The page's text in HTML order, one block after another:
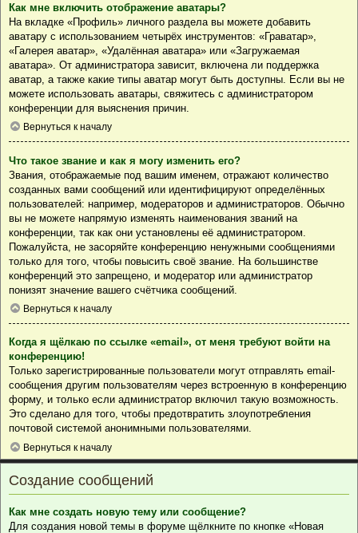
Как мне включить отображение аватары?
На вкладке «Профиль» личного раздела вы можете добавить
аватару с использованием четырёх инструментов: «Граватар»,
«Галерея аватар», «Удалённая аватара» или «Загружаемая
аватара». От администратора зависит, включена ли поддержка
аватар, а также какие типы аватар могут быть доступны. Если вы не
можете использовать аватары, свяжитесь с администратором
конференции для выяснения причин.
Вернуться к началу
Что такое звание и как я могу изменить его?
Звания, отображаемые под вашим именем, отражают количество
созданных вами сообщений или идентифицируют определённых
пользователей: например, модераторов и администраторов. Обычно
вы не можете напрямую изменять наименования званий на
конференции, так как они установлены её администратором.
Пожалуйста, не засоряйте конференцию ненужными сообщениями
только для того, чтобы повысить своё звание. На большинстве
конференций это запрещено, и модератор или администратор
понизят значение вашего счётчика сообщений.
Вернуться к началу
Когда я щёлкаю по ссылке «email», от меня требуют войти на
конференцию!
Только зарегистрированные пользователи могут отправлять email-
сообщения другим пользователям через встроенную в конференцию
форму, и только если администратор включил такую возможность.
Это сделано для того, чтобы предотвратить злоупотребления
почтовой системой анонимными пользователями.
Вернуться к началу
Создание сообщений
Как мне создать новую тему или сообщение?
Для создания новой темы в форуме щёлкните по кнопке «Новая